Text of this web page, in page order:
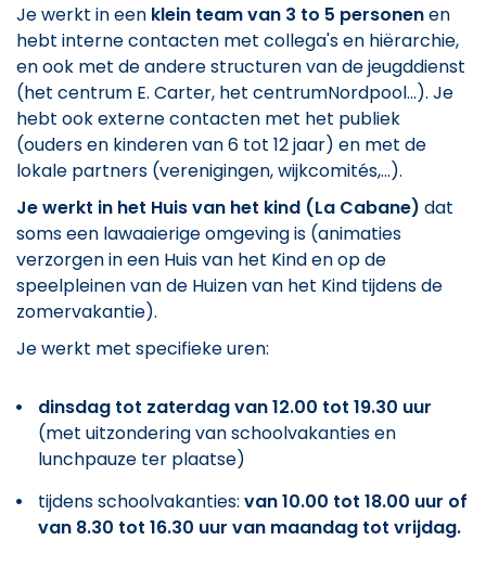
Je werkt in een klein team van 3 to 5 personenen
hebt interne contacten met collega's en hiërarchie,
en ook met de andere structuren van de jeugddienst
(het centrum E. Carter, het centrumNordpool...). Je
hebt ook externe contacten met het publiek
(ouders en kinderen van 6 tot 12 jaar) en met de
lokale partners (verenigingen, wijkcomités,...).
Je werkt in het Huis van het kind (La Cabane) dat
soms een lawaaierige omgeving is (animaties
verzorgen in een Huis van het Kind en op de
speelpleinen van de Huizen van het Kind tijdens de
zomervakantie).
Je werkt met specifieke uren:
dinsdag tot zaterdag van 12.00 tot 19.30 uur
(met uitzondering van schoolvakanties en
lunchpauze ter plaatse)
tijdens schoolvakanties: van 10.00 tot 18.00 uur of
van 8.30 tot 16.30 uur van maandag tot vrijdag.